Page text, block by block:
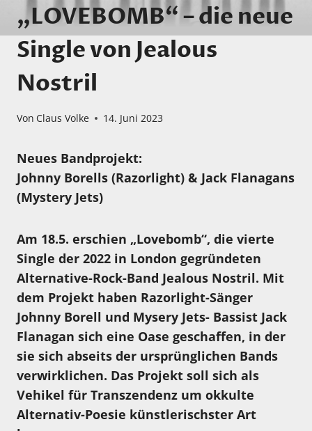
„LOVEBOMB“ – die neue
Single von Jealous
Nostril
Von Claus Volke 14. Juni 2023
Neues Bandprojekt:
Johnny Borells (Razorlight) & Jack Flanagans
(Mystery Jets)
Am 18.5. erschien „Lovebomb“, die vierte
Single der 2022 in London gegründeten
Alternative-Rock-Band Jealous Nostril. Mit
dem Projekt haben Razorlight-Sänger
Johnny Borell und Mysery Jets- Bassist Jack
Flanagan sich eine Oase geschaffen, in der
sie sich abseits der ursprünglichen Bands
verwirklichen. Das Projekt soll sich als
Vehikel für Transzendenz um okkulte
Alternativ-Poesie künstlerischster Art